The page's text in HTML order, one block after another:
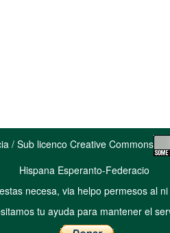
/ Sub licenco Creative Commons
Hispana Esperanto-Federacio
necesa, via helpo permesos al
tu ayuda para mantener el